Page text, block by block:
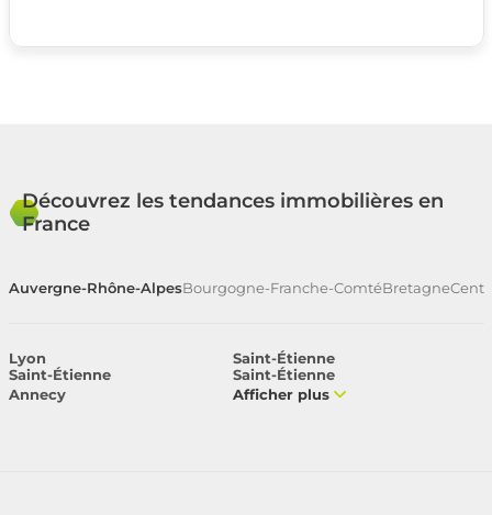
Découvrez les tendances immobilières en
France
Auvergne-Rhône-AlpesBourgogne-Franche-ComtéBretagne
Lyon
Saint-Étienne
Saint-Étienne
Saint-Étienne
Annecy
Afficher plus